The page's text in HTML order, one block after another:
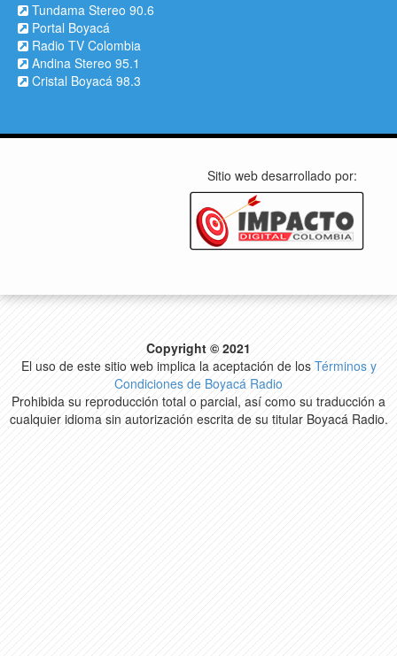
Tundama Stereo 90.6
Portal Boyacá
Radio TV Colombia
Andina Stereo 95.1
Cristal Boyacá 98.3
Sitio web desarrollado por:
Copyright © 2021
El uso de este sitio web implica la aceptación de los Términos y
Condiciones de Boyacá Radio
Prohibida su reproducción total o parcial, así como su traducción a
cualquier idioma sin autorización escrita de su titular Boyacá Radio.